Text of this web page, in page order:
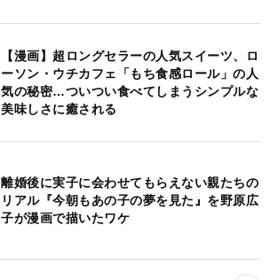
【漫画】超ロングセラーの人気スイーツ、ロ
ーソン・ウチカフェ「もち食感ロール」の人
気の秘密…ついつい食べてしまうシンプルな
美味しさに癒される
離婚後に実子に会わせてもらえない親たちの
リアル『今朝もあの子の夢を見た』を野原広
子が漫画で描いたワケ